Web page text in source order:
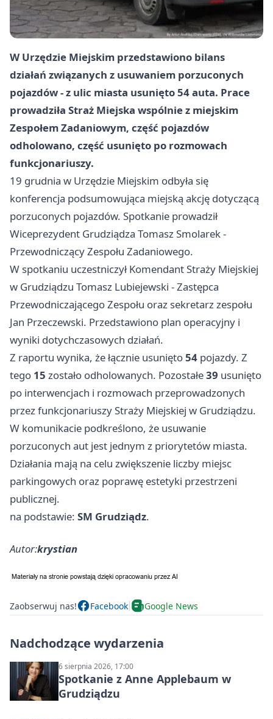
W Urzędzie Miejskim przedstawiono bilans
działań związanych z usuwaniem porzuconych
pojazdów - z ulic miasta usunięto54auta. Prace
prowadziła Straż Miejska wspólnie z miejskim
Zespołem Zadaniowym, część pojazdów
odholowano, część usunięto po rozmowach
funkcjonariuszy.
19 grudnia w Urzędzie Miejskim odbyła się
konferencja podsumowująca miejską akcję dotyczącą
porzuconych pojazdów. Spotkanie prowadził
Wiceprezydent Grudziądza Tomasz Smolarek -
Przewodniczący Zespołu Zadaniowego.
W spotkaniu uczestniczył Komendant Straży Miejskiej
w Grudziądzu Tomasz Lubiejewski - Zastępca
Przewodniczającego Zespołu oraz sekretarz zespołu
Jan Przeczewski. Przedstawiono plan operacyjny i
wyniki dotychczasowych działań.
Z raportu wynika, że łącznie usunięto54 pojazdy. Z
tego 15 zostało odholowanych. Pozostałe39 usunięto
po interwencjach i rozmowach przeprowadzonych
przez funkcjonariuszy Straży Miejskiej w Grudziądzu.
W komunikacie podkreślono, że usuwanie
porzuconych aut jest jednym z priorytetów miasta.
Działania mają na celu zwiększenie liczby miejsc
parkingowych oraz poprawę estetyki przestrzeni
publicznej.
na podstawie: SM Grudziądz.
Autor:krystian
Zaobserwuj nas! Facebook Google News
Nadchodzące wydarzenia
6 sierpnia 2026, 17:00
Spotkanie z Anne Applebaum w
Grudziądzu